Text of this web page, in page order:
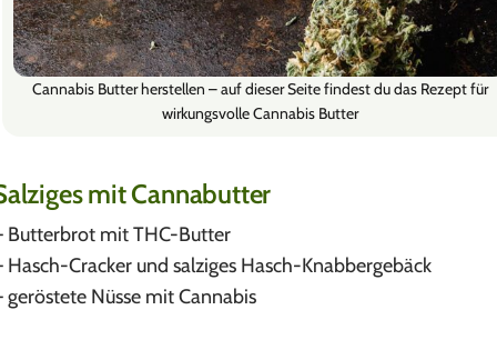
Cannabis Butter herstellen – auf dieser Seite findest du das Rezept für
wirkungsvolle Cannabis Butter
mit Cannabutter
Butterbrot mit THC-Butter
Hasch-Cracker und salziges Hasch-Knabbergebäck
geröstete Nüsse mit Cannabis